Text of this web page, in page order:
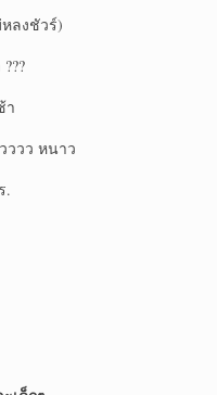
ลงชัวร์)
า
ววว หนาว
.